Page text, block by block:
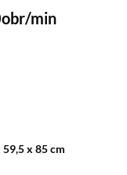
min
59,5 x 85 cm